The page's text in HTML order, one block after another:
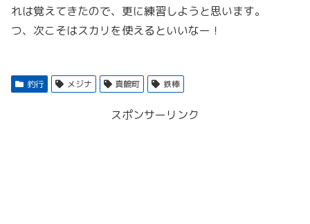
れは覚えてきたので、更に練習しようと思います。
つ、次こそはスカリを使えるといいなー！
釣行 メジナ 真鶴町 鉄棒
スポンサーリンク